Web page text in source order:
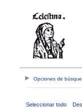
Opciones de
Seleccionar todo